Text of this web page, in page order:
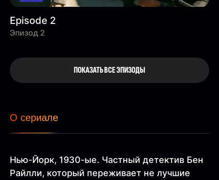
Episode 2
Эпизод 2
ПОКАЗАТЬ ВСЕ ЭПИЗОДЫ
О сериале
Нью-Йорк, 1930-ые. Частный детектив Бен
Райлли, который переживает не лучшие